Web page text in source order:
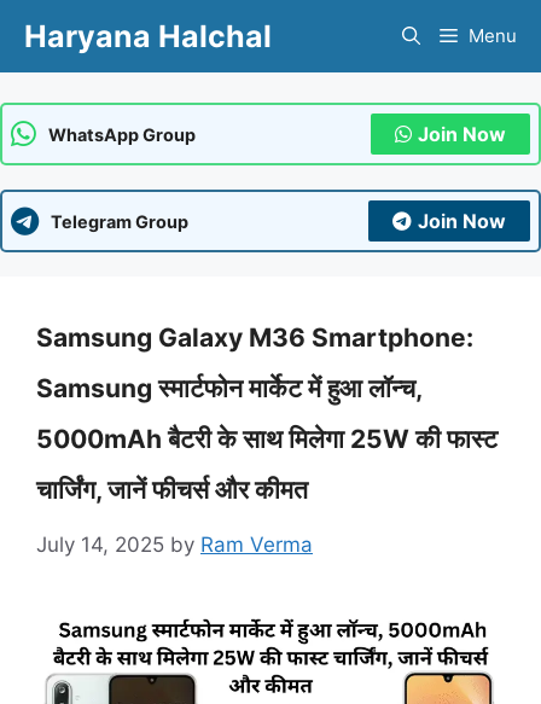
content
Haryana Halchal Menu
WhatsApp Group Join Now
Telegram Group Join Now
Samsung Galaxy M36 Smartphone:
Samsung स्मार्टफोन मार्केट में हुआ लॉन्च,
5000mAh बैटरी के साथ मिलेगा 25W की फास्ट
चार्जिंग, जानें फीचर्स और कीमत
July 14, 2025 by Ram Verma